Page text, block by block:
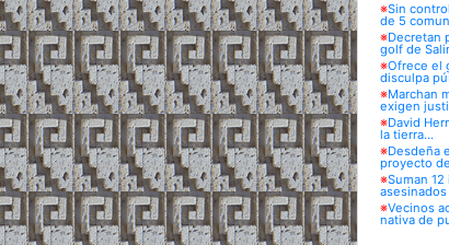
※Sin
de 5
※Decretan
golf de
※Ofrece el
disculpa
※Marchan
exigen
※David
la tierra...
※Desdeña
proyecto
※Suman
※Vecinos
nativa de